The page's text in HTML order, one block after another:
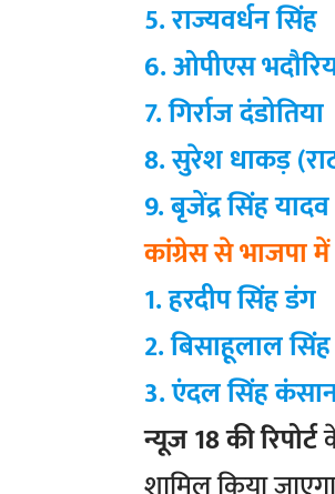
5. राज्यवर्धन सिंह
6. ओपीएस
7. गिर्राज दंडोतिया
8. सुरेश धाकड़
9. बृजेंद्र सिंह यादव
कांग्रेस से भाजपा
1. हरदीप सिंह डंग
2. बिसाहूलाल सिंह
3. एंदल सिंह
न्यूज 18 की रिपोर्ट